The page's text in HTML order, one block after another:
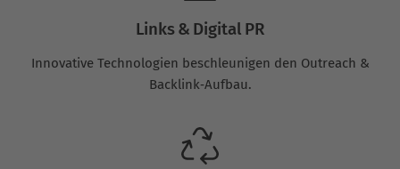
Links & Digital PR
Innovative Technologien beschleunigen den Outreach &
Backlink‑Aufbau.